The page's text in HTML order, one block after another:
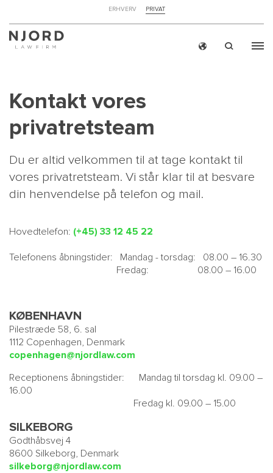
content
TOP
MENU
ERHVERV PRIVAT
Kontakt vores
privatretsteam
Du er altid velkommen til at tage kontakt til
vores privatretsteam. Vi står klar til at besvare
din henvendelse på telefon og mail.
Hovedtelefon: (+45) 33 12 45 22
Telefonens åbningstider: Mandag - torsdag: 08.00 – 16.30
Fredag: 08.00 – 16.00
KØBENHAVN
Pilestræde 58, 6. sal
1112 Copenhagen, Denmark
copenhagen@njordlaw.com
Receptionens åbningstider: Mandag til torsdag kl. 09.00 –
16.00
Fredag kl. 09.00 – 15.00
SILKEBORG
Godthåbsvej 4
8600 Silkeborg, Denmark
silkeborg@njordlaw.com